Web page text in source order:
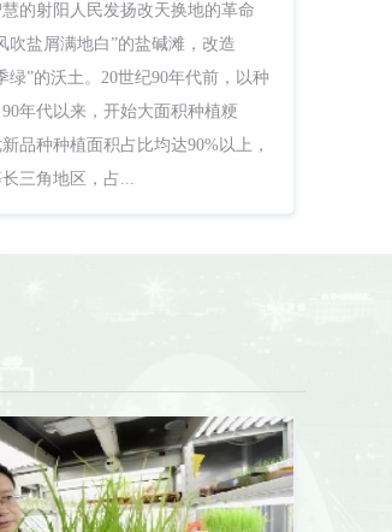
的射阳人民发扬改天换地的革命
吹盐屑满地白”的盐碱滩，改造
绿”的沃土。20世纪90年代前，以种
年代以来，开始大面积种植粳
品种种植面积占比均达90%以上，
三角地区，占...